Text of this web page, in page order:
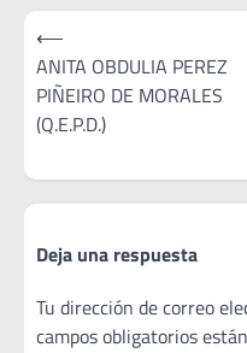
Navegación
de
entradas
⟵
ANITA OBDULIA PEREZ
PIÑEIRO DE MORALES
(Q.E.P.D.)
Deja una respuesta
Tu dirección de correo
campos obligatorios